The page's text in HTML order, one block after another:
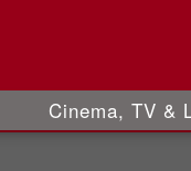
Cinema, TV &